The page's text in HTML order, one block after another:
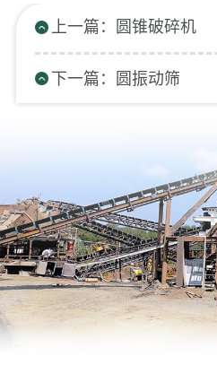
上一篇：圆锥破碎机
下一篇：圆振动筛